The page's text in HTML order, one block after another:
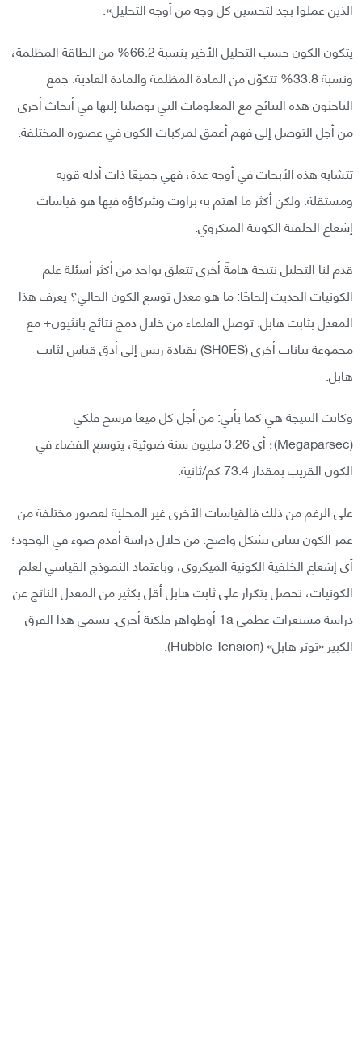
الذين عملوا بجد لتحسين كل وجه من أوجه التحليل».
يتكون الكون حسب التحليل الأخير بنسبة 66.2% من الطاقة المظلمة،
ونسبة 33.8% تتكوّن من المادة المظلمة والمادة العادية. جمع
الباحثون هذه النتائج مع المعلومات التي توصلنا إليها في أبحاث أخرى
من أجل التوصل إلى فهم أعمق لمركبات الكون في عصوره المختلفة.
تتشابه هذه الأبحاث في أوجه عدة، فهي جميعًا ذات أدلة قوية
ومستقلة. ولكن أكثر ما اهتم به براوت وشركاؤه فيها هو قياسات
إشعاع الخلفية الكونية الميكروي.
قدم لنا التحليل نتيجة هامةً أخرى تتعلق بواحد من أكثر أسئلة علم
الكونيات الحديث إلحاحًا: ما هو معدل توسع الكون الحالي؟ يعرف هذا
المعدل بثابت هابل. توصل العلماء من خلال دمج نتائج بانثيون+ مع
مجموعة بيانات أخرى (SH0ES) بقيادة ريس إلى أدق قياس لثابت
هابل.
وكانت النتيجة هي كما يأتي: من أجل كل ميغا فرسخ فلكي
(Megaparsec)؛ أي 3.26 مليون سنة ضوئية، يتوسع الفضاء في
الكون القريب بمقدار 73.4 كم/ثانية.
على الرغم من ذلك فالقياسات الأخرى غير المحلية لعصور مختلفة من
عمر الكون تتباين بشكل واضح. من خلال دراسة أقدم ضوء في الوجود؛
أي إشعاع الخلفية الكونية الميكروي، وباعتماد النموذج القياسي لعلم
الكونيات، نحصل بتكرار على ثابت هابل أقل بكثير من المعدل الناتج عن
دراسة مستعرات عظمى 1a أوظواهر فلكية أخرى. يسمى هذا الفرق
الكبير «توتر هابل» (Hubble Tension).